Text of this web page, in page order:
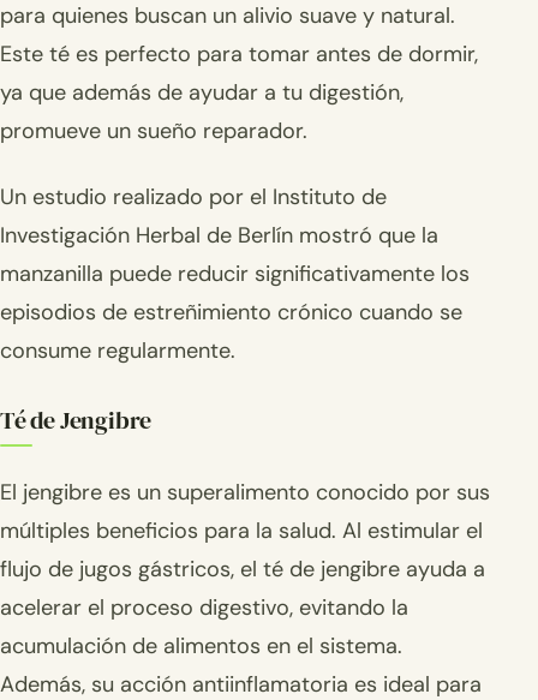
para quienes buscan un alivio suave y natural.
Este té es perfecto para tomar antes de dormir,
ya que además de ayudar a tu digestión,
promueve un sueño reparador.
Un estudio realizado por el Instituto de
Investigación Herbal de Berlín mostró que la
manzanilla puede reducir significativamente los
episodios de estreñimiento crónico cuando se
consume regularmente.
Té de Jengibre
El jengibre es un superalimento conocido por sus
múltiples beneficios para la salud. Al estimular el
flujo de jugos gástricos, el té de jengibre ayuda a
acelerar el proceso digestivo, evitando la
acumulación de alimentos en el sistema.
Además, su acción antiinflamatoria es ideal para